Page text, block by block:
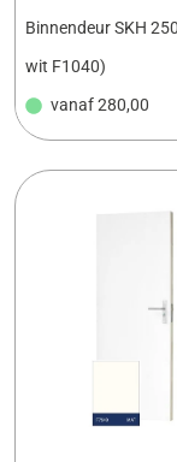
Binnendeur SKH
wit F1040)
vanaf280,00